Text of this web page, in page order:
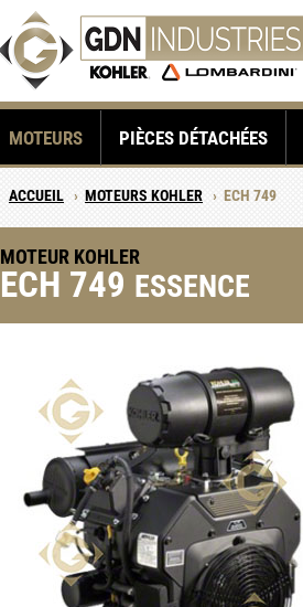
MOTEURS PIÈCES DÉTACHÉES
ACCUEIL › MOTEURS KOHLER › ECH 749
MOTEUR KOHLER
ECH 749 ESSENCE